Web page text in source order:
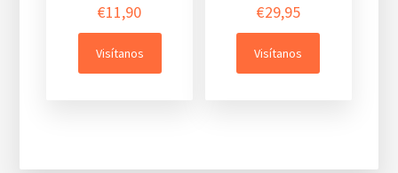
€11,90
Visítanos
€29,95
Visítanos